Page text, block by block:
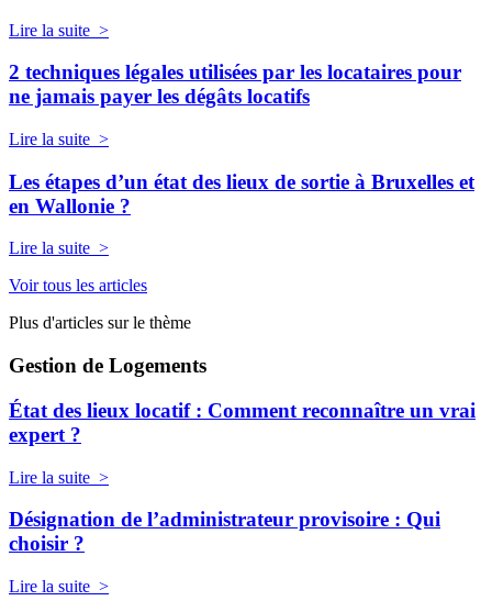
Lire la suite >
2 techniques légales utilisées par les locataires pour
ne jamais payer les dégâts locatifs
Lire la suite >
Les étapes d’un état des lieux de sortie à Bruxelles et
en Wallonie ?
Lire la suite >
Voir tous les articles
Plus d'articles sur le thème
Gestion de Logements
État des lieux locatif : Comment reconnaître un vrai
expert ?
Lire la suite >
Désignation de l’administrateur provisoire : Qui
choisir ?
Lire la suite >